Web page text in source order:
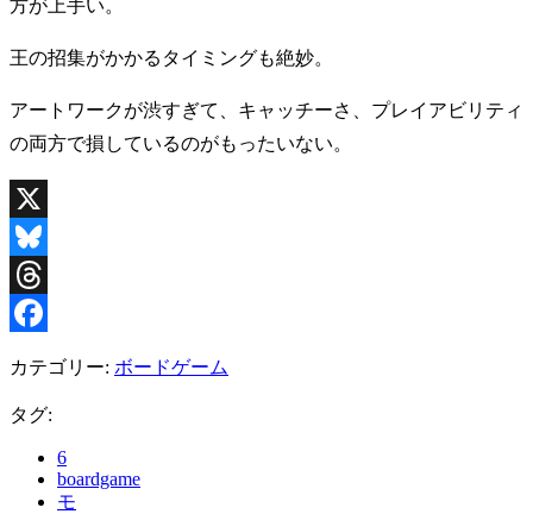
方が上手い。
王の招集がかかるタイミングも絶妙。
アートワークが渋すぎて、キャッチーさ、プレイアビリティ
の両方で損しているのがもったいない。
X
Bluesky
Threads
カテゴリー: ボードゲーム
タグ:
6
boardgame
モ